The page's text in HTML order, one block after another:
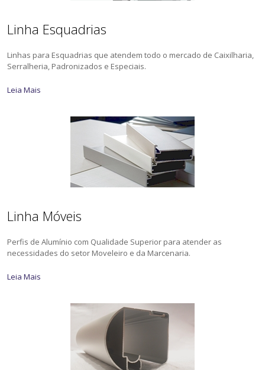
Linha Esquadrias
Linhas para Esquadrias que atendem todo o mercado de Caixilharia,
Serralheria, Padronizados e Especiais.
Leia Mais
Linha Móveis
Perfis de Alumínio com Qualidade Superior para atender as
necessidades do setor Moveleiro e da Marcenaria.
Leia Mais